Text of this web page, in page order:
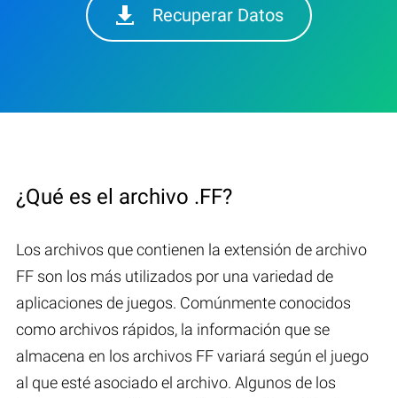
Recuperar Datos
¿Qué es el archivo .FF?
Los archivos que contienen la extensión de archivo
FF son los más utilizados por una variedad de
aplicaciones de juegos. Comúnmente conocidos
como archivos rápidos, la información que se
almacena en los archivos FF variará según el juego
al que esté asociado el archivo. Algunos de los